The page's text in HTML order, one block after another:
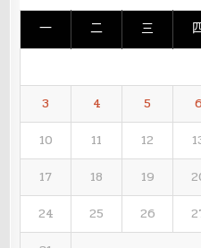
一 二 三
3
4 5 6
10
11 12
17
18 19
24
25 26